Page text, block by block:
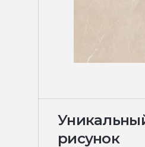
рисунок